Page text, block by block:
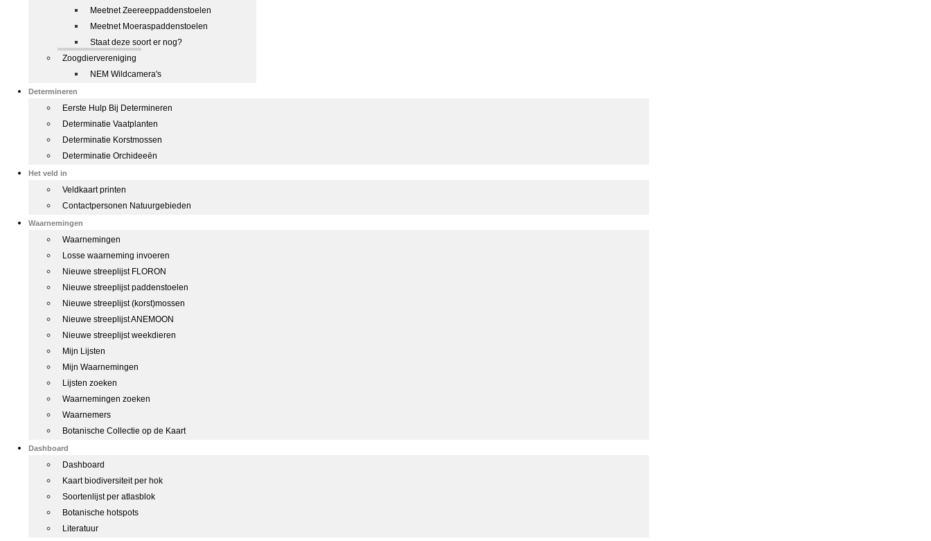
Meetnet Zeereeppaddenstoelen
Meetnet Moeraspaddenstoelen
Staat deze soort er nog?
Zoogdiervereniging
NEM Wildcamera's
Determineren
Eerste Hulp Bij Determineren
Determinatie Vaatplanten
Determinatie Korstmossen
Determinatie Orchideeën
Het veld in
Veldkaart printen
Contactpersonen Natuurgebieden
Waarnemingen
Waarnemingen
Losse waarneming invoeren
Nieuwe streeplijst FLORON
Nieuwe streeplijst paddenstoelen
Nieuwe streeplijst (korst)mossen
Nieuwe streeplijst ANEMOON
Nieuwe streeplijst weekdieren
Mijn Lijsten
Mijn Waarnemingen
Lijsten zoeken
Waarnemingen zoeken
Waarnemers
Botanische Collectie op de Kaart
Dashboard
Dashboard
Kaart biodiversiteit per hok
Soortenlijst per atlasblok
Botanische hotspots
Literatuur